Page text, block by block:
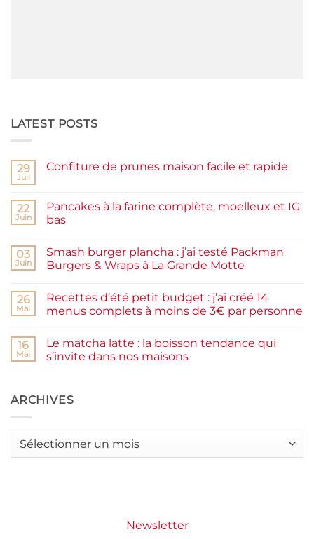
LATEST POSTS
29
Juil
Confiture de prunes maison facile et rapide
Confiture
de
prunes
et
rapide
22
Juin
Pancakes à la farine complète, moelleux et IG
bas
sur
Pancakes
à
complète,
moelleux
et
03
Juin
Smash burger plancha : j’ai testé Packman
Burgers & Wraps à La Grande Motte
sur
Smash
burger
testé
Packman
Burgers &
Grande
Motte
26
Mai
Recettes d’été petit budget : j’ai créé 14
menus complets à moins de 3€ par personne
sur
Recettes
d’été
j’ai
créé
à
16
Mai
Le matcha latte : la boisson tendance qui
s’invite dans nos maisons
Le
matcha
boisson
ARCHIVES
Archives
Newsletter